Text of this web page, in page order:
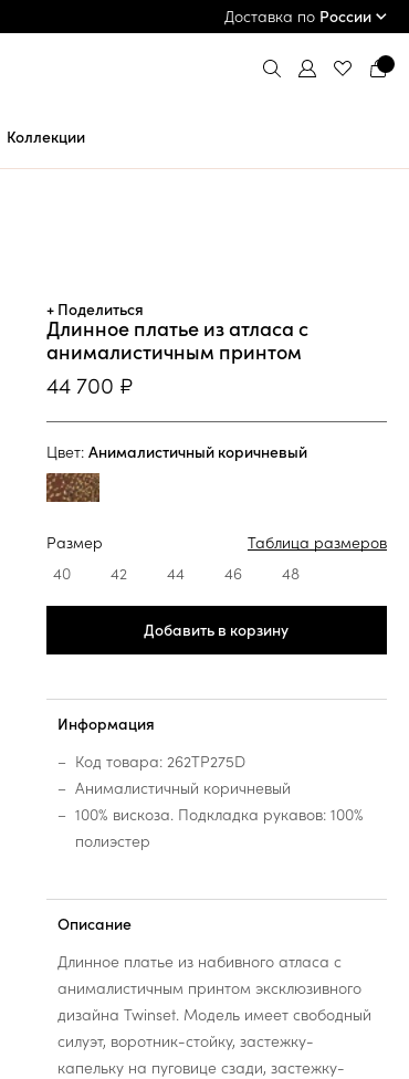
ПРИМЕРКА И ОПЛАТА ПРИ ПОЛУЧЕНИИ*
Доставка по России
Коллекции
+ Поделиться
Длинное платье из атласа с
анималистичным принтом
44 700 ₽
Цвет: Анималистичный коричневый
Размер
Таблица размеров
40
42 44 46 48
Добавить в корзину
Информация
Код товара: 262TP275D
Анималистичный коричневый
100% вискоза. Подкладка рукавов: 100%
полиэстер
Описание
Длинное платье из набивного атласа с
анималистичным принтом эксклюзивного
дизайна Twinset. Модель имеет свободный
силуэт, воротник-стойку, застежку-
капельку на пуговице сзади, застежку-